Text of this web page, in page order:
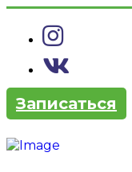
Записаться